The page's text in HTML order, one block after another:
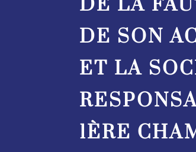
DE LA
DE SON
ET LA
1ÈRE